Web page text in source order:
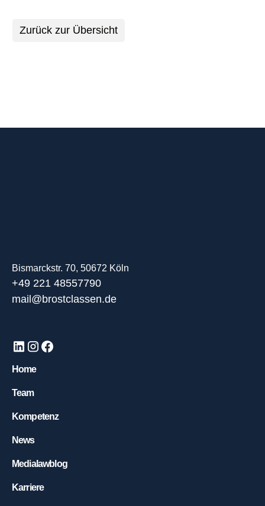
Zurück zur Übersicht
Bismarckstr. 70, 50672 Köln
+49 221 48557790
mail@brostclassen.de
Home
Team
Kompetenz
News
Medialawblog
Karriere